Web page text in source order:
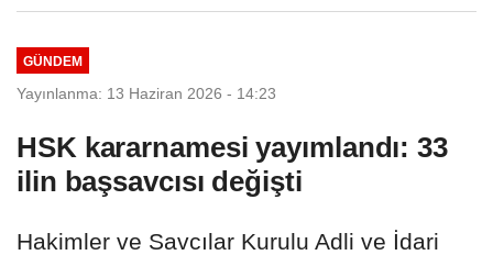
GÜNDEM
Yayınlanma: 13 Haziran 2026 - 14:23
HSK kararnamesi yayımlandı: 33
ilin başsavcısı değişti
Hakimler ve Savcılar Kurulu Adli ve İdari